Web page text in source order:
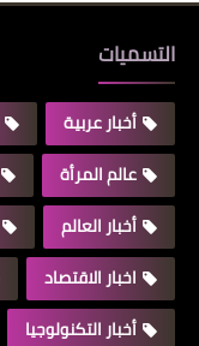
التسميات
أخبار عربية
عالم المرأة
أخبار العالم
اخبار الاقتصاد
أخبار التكنولوجيا